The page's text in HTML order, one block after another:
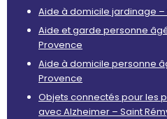
Aide à domicile jardinage –
Aide et garde personne
Provence
Aide à domicile personne
Provence
Objets connectés pour les
avec Alzheimer – Saint